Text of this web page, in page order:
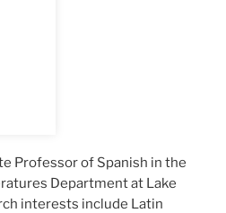
Professor of Spanish in the
Department at Lake
interests include Latin